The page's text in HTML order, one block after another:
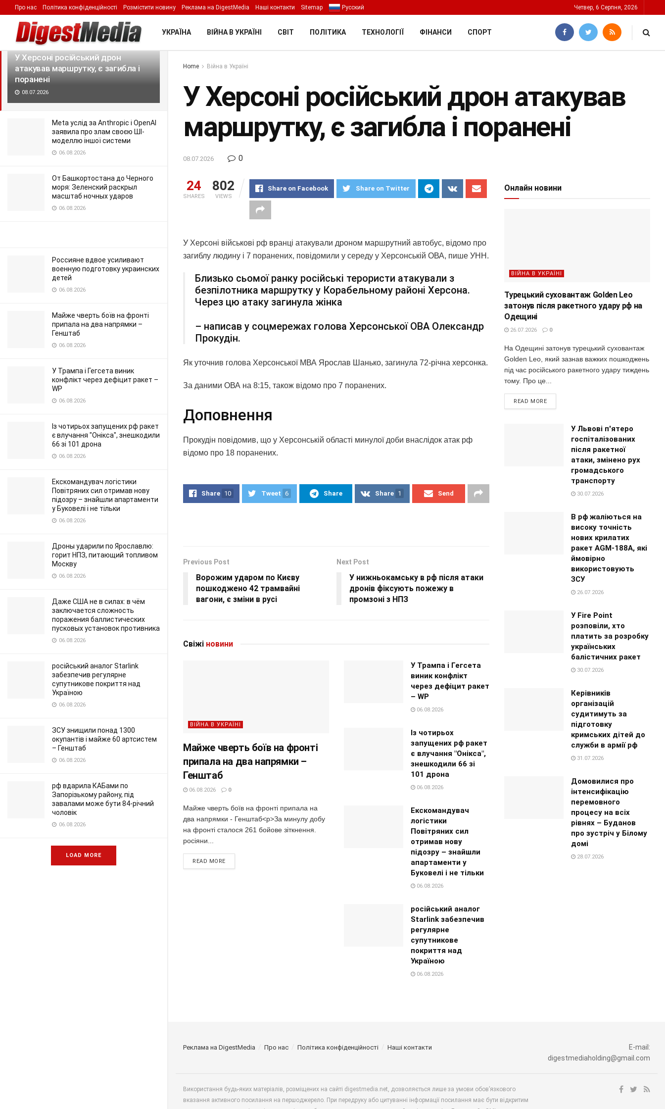
LATEST TRENDING Filter
У Херсоні російський дрон
атакував маршрутку, є загибла і
поранені
08.07.2026
Meta услід за Anthropic і OpenAI
заявила про злам своєю ШІ-
моделлю іншої системи
06.08.2026
От Башкортостана до Черного
моря: Зеленский раскрыл
масштаб ночных ударов
06.08.2026
Россияне вдвое усиливают
военную подготовку украинских
детей
06.08.2026
Майже чверть боїв на фронті
припала на два напрямки –
Генштаб
06.08.2026
У Трампа і Гегсета виник
конфлікт через дефіцит ракет –
WP
06.08.2026
Із чотирьох запущених рф ракет
є влучання "Онікса", знешкодили
66 зі 101 дрона
06.08.2026
Екскомандувач логістики
Повітряних сил отримав нову
підозру – знайшли апартаменти
у Буковелі і не тільки
06.08.2026
Дроны ударили по Ярославлю:
горит НПЗ, питающий топливом
Москву
06.08.2026
Даже США не в силах: в чём
заключается сложность
поражения баллистических
пусковых установок противника
06.08.2026
російський аналог Starlink
забезпечив регулярне
супутникове покриття над
Україною
06.08.2026
ЗСУ знищили понад 1300
окупантів і майже 60 артсистем
– Генштаб
06.08.2026
рф вдарила КАБами по
Запорізькому району, під
завалами може бути 84-річний
чоловік
06.08.2026
LOAD MORE
Про нас Політика конфіденційності Розмістити новину Реклама на DigestMedia Наші контакти Sitemap Русский Четвер, 6 Серпня, 2026
УКРАЇНА ВІЙНА В УКРАЇНІ СВІТ ПОЛІТИКА ТЕХНОЛОГІЇ ФІНАНСИ СПОРТ
Home Війна в Україні
У Херсоні російський дрон атакував
маршрутку, є загибла і поранені
08.07.2026 0
24
SHARES
802
VIEWS
Share on Facebook Share on Twitter
У Херсоні військові рф вранці атакували дроном маршрутний автобус, відомо про
загиблу людину і 7 поранених, повідомили у середу у Херсонській ОВА, пише УНН.
Близько сьомої ранку російські терористи атакували з
безпілотника маршрутку у Корабельному районі Херсона.
Через цю атаку загинула жінка
– написав у соцмережах голова Херсонської ОВА Олександр
Прокудін.
Як уточнив голова Херсонської МВА Ярослав Шанько, загинула 72-річна херсонка.
За даними ОВА на 8:15, також відомо про 7 поранених.
Доповнення
Прокудін повідомив, що у Херсонській області минулої доби внаслідок атак рф
відомо про 18 поранених.
Share 10 Tweet 6 Share Share 1 Send
Previous Post
Ворожим ударом по Києву
пошкоджено 42 трамвайні
вагони, є зміни в русі
Next Post
У нижньокамську в рф після атаки
дронів фіксують пожежу в
промзоні з НПЗ
Свіжі новини
ВІЙНА В УКРАЇНІ
Майже чверть боїв на фронті
припала на два напрямки –
Генштаб
06.08.2026 0
Майже чверть боїв на фронті припала на
два напрямки - Генштаб<p>За минулу добу
на фронті сталося 261 бойове зіткнення.
росіяни...
READ MORE
У Трампа і Гегсета
виник конфлікт
через дефіцит ракет
– WP
06.08.2026
Із чотирьох
запущених рф ракет
є влучання "Онікса",
знешкодили 66 зі
101 дрона
06.08.2026
Екскомандувач
логістики
Повітряних сил
отримав нову
підозру – знайшли
апартаменти у
Буковелі і не тільки
06.08.2026
російський аналог
Starlink забезпечив
регулярне
супутникове
покриття над
Україною
06.08.2026
Онлайн новини
ВІЙНА В УКРАЇНІ
Турецький суховантаж Golden Leo
затонув після ракетного удару рф на
Одещині
26.07.2026 0
На Одещині затонув турецький суховантаж
Golden Leo, який зазнав важких пошкоджень
під час російського ракетного удару тиждень
тому. Про це...
READ MORE
У Львові п'ятеро
госпіталізованих
після ракетної
атаки, змінено рух
громадського
транспорту
30.07.2026
В рф жаліються на
високу точність
нових крилатих
ракет AGM-188A, які
ймовірно
використовують
ЗСУ
26.07.2026
У Fire Point
розповіли, хто
платить за розробку
українських
балістичних ракет
30.07.2026
Керівників
організацій
судитимуть за
підготовку
кримських дітей до
служби в армії рф
31.07.2026
Домовилися про
інтенсифікацію
перемовного
процесу на всіх
рівнях – Буданов
про зустріч у Білому
домі
28.07.2026
Реклама на DigestMedia Про нас Політика конфіденційності Наші контакти
E-mail:
digestmediaholding@gmail.com
Використання будь-яких матеріалів, розміщених на сайті digestmedia.net, дозволяється лише за умови обов’язкового
вказання активного посилання на першоджерело. При передруку або цитуванні інформації посилання має бути відкритим